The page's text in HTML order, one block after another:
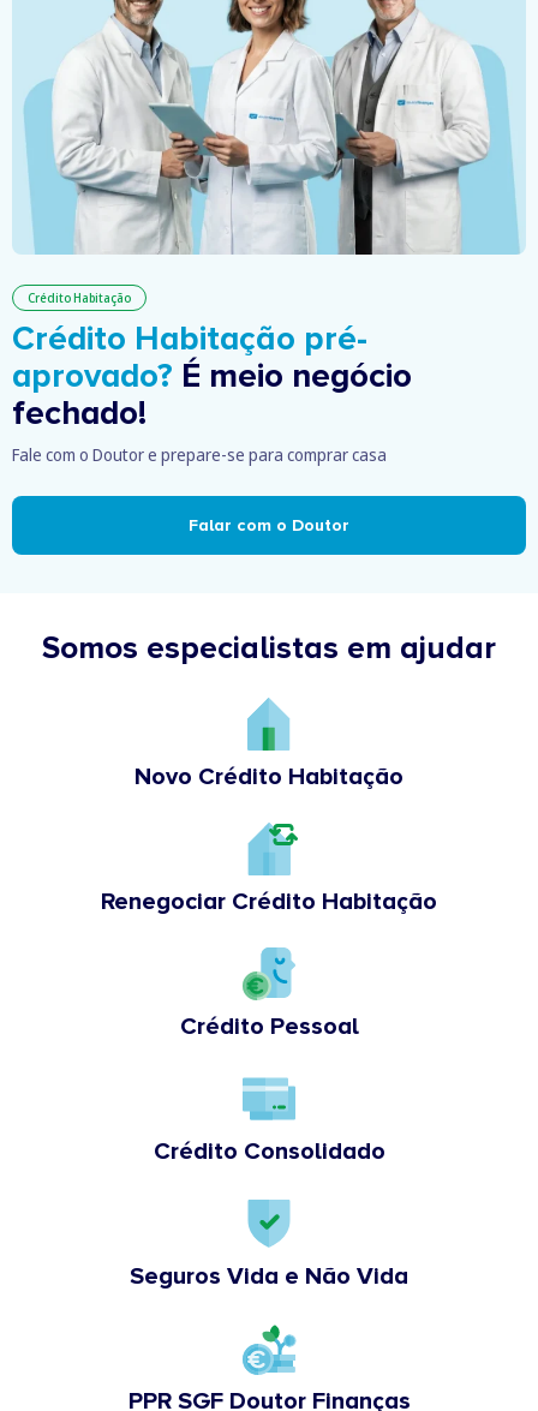
Crédito Habitação
Crédito Habitação pré-
aprovado? É meio negócio
fechado!
Fale com o Doutor e prepare-se para comprar casa
Falar com o Doutor
Somos especialistas em ajudar
Novo Crédito Habitação
Renegociar Crédito Habitação
Crédito Pessoal
Crédito Consolidado
Seguros Vida e Não Vida
PPR SGF Doutor Finanças